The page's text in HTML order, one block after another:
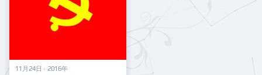
11月24日 · 2016年